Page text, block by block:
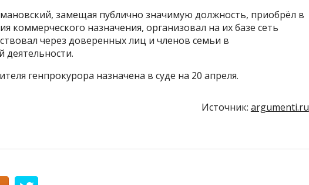
замещая публично значимую должность, приобрёл в
коммерческого назначения, организовал на их базе сеть
через доверенных лиц и членов семьи в
деятельности.
генпрокурора назначена в суде на 20 апреля.
Источник: argumenti.ru